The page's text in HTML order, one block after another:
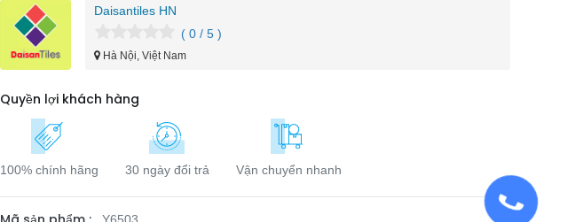
Daisantiles HN
( 0 / 5 )
Hà Nội, Việt Nam
Quyền lợi khách hàng
100% chính hãng 30 ngày đổi trả Vận chuyển nhanh